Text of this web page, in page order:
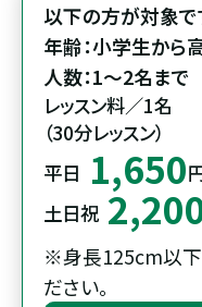
以下の方が対象で
年齢：小学生から
人数：1～2名まで
レッスン料／1名
（30分レッスン）
平日 1,650
土日祝
※身長125cm以下
ださい。